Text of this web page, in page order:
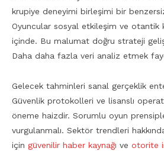
krupiye deneyimi birleşimi bir
Oyuncular sosyal etkileşim ve otantik
içinde. Bu malumat doğru strateji
Daha daha fazla veri analiz etmek
Gelecek tahminleri sanal gerçeklik
Güvenlik protokolleri ve lisanslı
öneme haizdir. Sorumlu oyun
vurgulanmalı. Sektör trendleri
için güvenilir haber kaynağı ve otorite